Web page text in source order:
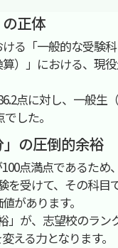
の正体
る「一般的な受験
）」における、現
点に対し、一般生
した。
」の圧倒的余裕
点満点であるため
を受けて、その科目
があります。
」が、志望校のラン
える力となります。